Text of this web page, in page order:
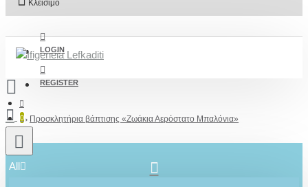
Κλείσιμο
LOGIN
REGISTER
0
All
Προσκλητήρια βάπτισης «Ζωάκια Αερόστατο Μπαλόνια»